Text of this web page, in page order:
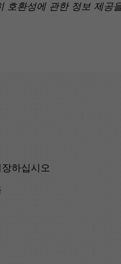
환성에 관한 정보 제공
하십시오